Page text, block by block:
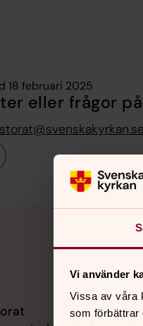
Vi använder
Vissa av våra
som förbättrar
18 februari 2025
eller frågor